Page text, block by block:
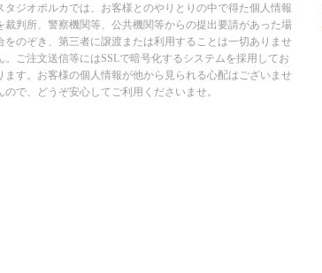
タジオポルカでは、お客様とのやりとりの中で得た個人情報
裁判所、警察機関等、公共機関等からの提出要請があった場
をのぞき、第三者に譲渡または利用することは一切ありませ
。ご注文送信等にはSSLで暗号化するシステムを採用してお
ます。お客様の個人情報が他から見られる心配はございませ
ので、どうぞ安心してご利用くださいませ。